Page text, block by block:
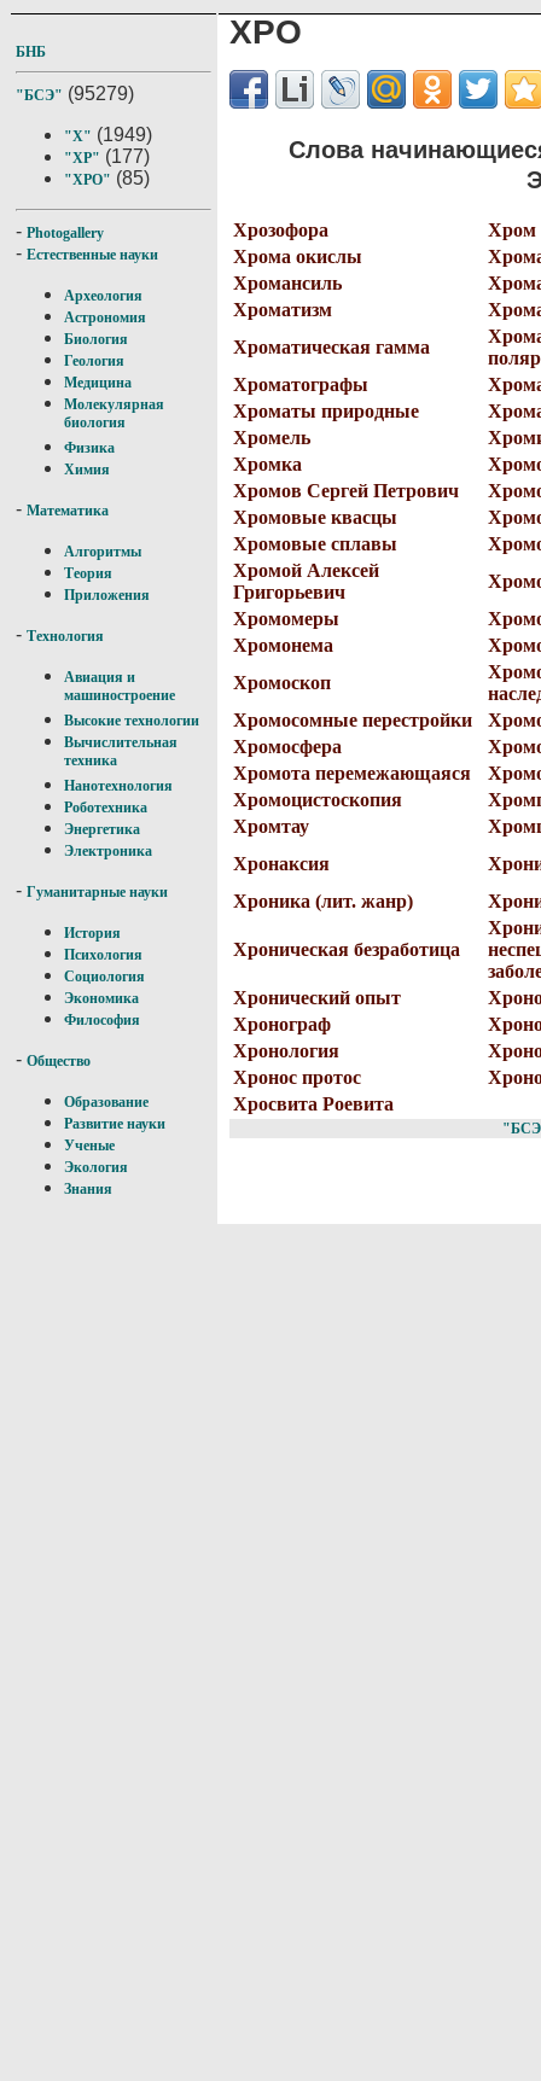
БНБ
"БСЭ" (95279)
"Х" (1949)
"ХР" (177)
"ХРО" (85)
- Photogallery
- Естественные науки
Археология
Астрономия
Биология
Геология
Медицина
Молекулярная
биология
Физика
Химия
- Математика
Алгоритмы
Теория
Приложения
- Технология
Авиация и
машиностроение
Высокие технологии
Вычислительная
техника
Нанотехнология
Роботехника
Энергетика
Электроника
- Гуманитарные науки
История
Психология
Социология
Экономика
Философия
- Общество
Образование
Развитие науки
Ученые
Экология
Знания
ХРО
Слова
Хрозофора
Хром
Хрома окислы
Хромансиль
Хроматизм
Хроматическая гамма
Хроматографы
Хроматы природные
Хромель
Хромка
Хромов Сергей Петрович
Хромовые квасцы
Хромовые сплавы
Хромой Алексей
Григорьевич
Хромомеры
Хромонема
Хромоскоп
Хромосомные перестройки
Хромосфера
Хромота перемежающаяся
Хромоцистоскопия
Хромтау
Хронаксия
Хроника (лит. жанр)
Хроническая безработица
Хронический опыт
Хронограф
Хронология
Хронос протос
Хросвита Роевита